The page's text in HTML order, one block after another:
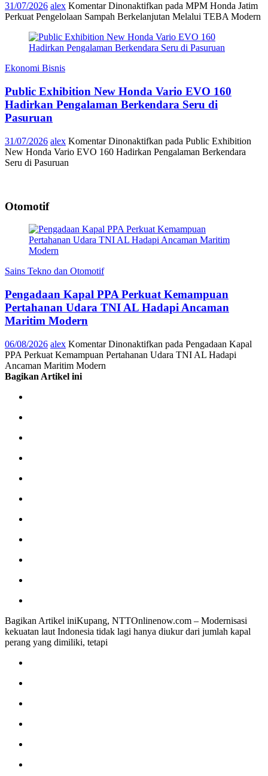
31/07/2026 alex Komentar Dinonaktifkan pada MPM Honda Jatim
Perkuat Pengelolaan Sampah Berkelanjutan Melalui TEBA Modern
Ekonomi Bisnis
Public Exhibition New Honda Vario EVO 160
Hadirkan Pengalaman Berkendara Seru di
Pasuruan
31/07/2026 alex Komentar Dinonaktifkan pada Public Exhibition
New Honda Vario EVO 160 Hadirkan Pengalaman Berkendara
Seru di Pasuruan
Otomotif
Sains Tekno dan Otomotif
Pengadaan Kapal PPA Perkuat Kemampuan
Pertahanan Udara TNI AL Hadapi Ancaman
Maritim Modern
06/08/2026 alex Komentar Dinonaktifkan pada Pengadaan Kapal
PPA Perkuat Kemampuan Pertahanan Udara TNI AL Hadapi
Ancaman Maritim Modern
Bagikan Artikel ini
Bagikan Artikel iniKupang, NTTOnlinenow.com – Modernisasi
kekuatan laut Indonesia tidak lagi hanya diukur dari jumlah kapal
perang yang dimiliki, tetapi